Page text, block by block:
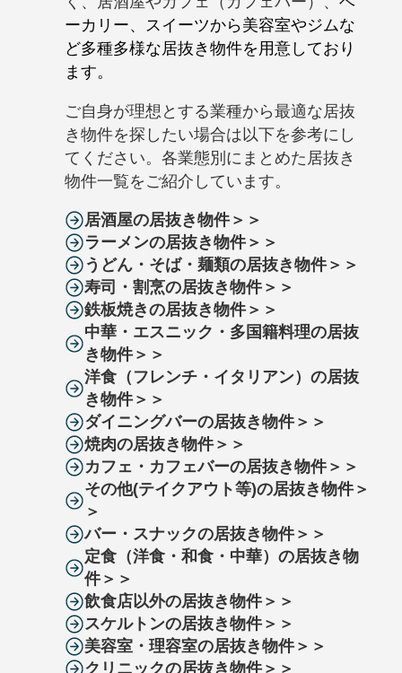
ーカリー、スイーツから美容室やジムな
ど多種多様な居抜き物件を用意しており
ます。
ご自身が理想とする業種から最適な居抜
き物件を探したい場合は以下を参考にし
てください。各業態別にまとめた居抜き
物件一覧をご紹介しています。
居酒屋の居抜き物件＞＞
ラーメンの居抜き物件＞＞
うどん・そば・麺類の居抜き物件＞＞
寿司・割烹の居抜き物件＞＞
鉄板焼きの居抜き物件＞＞
中華・エスニック・多国籍料理の居抜
き物件＞＞
洋食（フレンチ・イタリアン）の居抜
き物件＞＞
ダイニングバーの居抜き物件＞＞
焼肉の居抜き物件＞＞
カフェ・カフェバーの居抜き物件＞＞
その他(テイクアウト等)の居抜き物件＞
＞
バー・スナックの居抜き物件＞＞
定食（洋食・和食・中華）の居抜き物
件＞＞
飲食店以外の居抜き物件＞＞
スケルトンの居抜き物件＞＞
美容室・理容室の居抜き物件＞＞
クリニックの居抜き物件＞＞